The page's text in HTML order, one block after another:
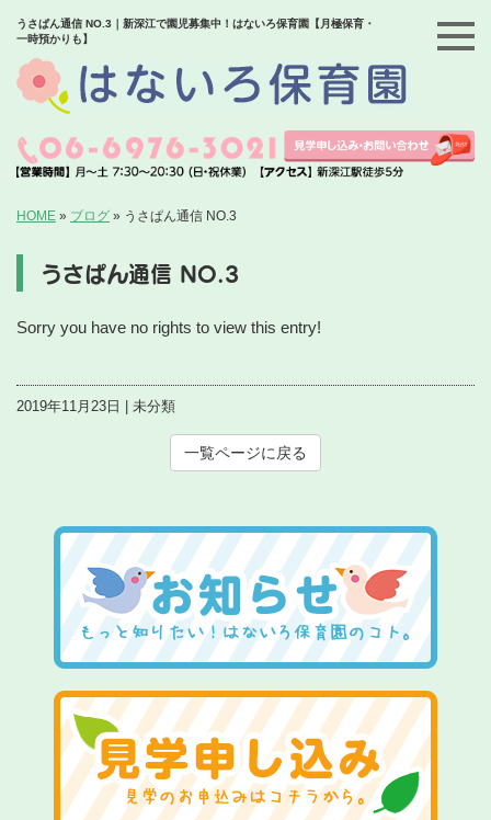
うさぱん通信 NO.3｜新深江で園児募集中！はないろ保育園【月極保育・
一時預かりも】
HOME » ブログ » うさぱん通信 NO.3
うさぱん通信 NO.3
Sorry you have no rights to view this entry!
2019年11月23日 | 未分類
一覧ページに戻る